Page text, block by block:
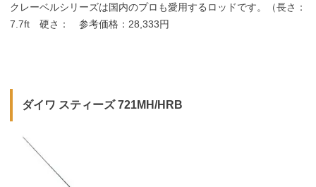
クレーベルシリーズは国内のプロも愛用するロッドです。（長さ：
7.7ft 硬さ： 参考価格：28,333円
ダイワ スティーズ 721MH/HRB